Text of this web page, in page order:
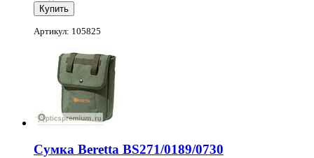
Артикул: 105825
Сумка Beretta BS271/0189/0730